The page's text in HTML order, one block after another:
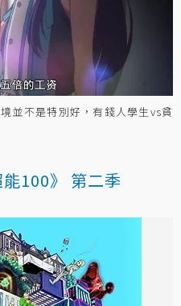
並不是特別好，有錢人學生vs貧
100》 第二季